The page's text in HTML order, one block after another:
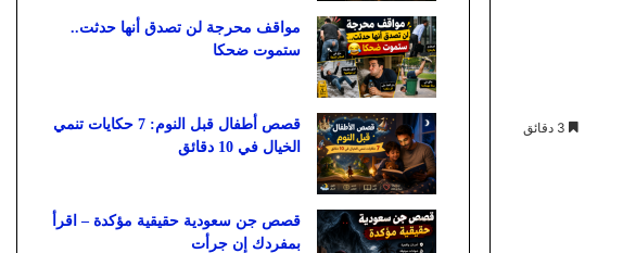
مواقف محرجة لن تصدق أنها حدثت..
ستموت ضحكا
قصص أطفال قبل النوم: 7 حكايات تنمي
الخيال في 10 دقائق
قصص جن سعودية حقيقية مؤكدة – اقرأ
بمفردك إن جرأت